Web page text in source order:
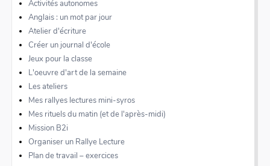
Activités autonomes
Anglais : un mot par jour
Atelier d'écriture
Créer un journal d'école
Jeux pour la classe
L'oeuvre d'art de la semaine
Les ateliers
Mes rallyes lectures mini-syros
Mes rituels du matin (et de l'après-midi)
Mission B2i
Organiser un Rallye Lecture
Plan de travail – exercices